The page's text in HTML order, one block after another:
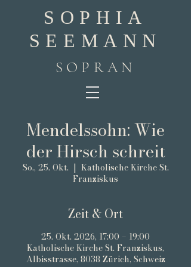
SOPHIA
SEEMANN
SOPRAN
Mendelssohn: Wie
der Hirsch schreit
So., 25. Okt.
  |
Katholische Kirche St.
Franziskus
Zeit & Ort
25. Okt. 2026, 17:00 – 19:00
Katholische Kirche St. Franziskus,
Albisstrasse, 8038 Zürich, Schweiz